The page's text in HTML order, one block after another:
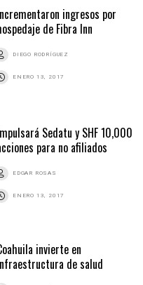
ingresos por
de Fibra Inn
DIEGO RODRÍGUEZ
ENERO 13, 2017
Sedatu y SHF 10,000
para no afiliados
EDGAR ROSAS
ENERO 13, 2017
invierte en
de salud